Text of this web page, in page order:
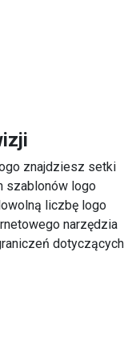
znajdziesz setki
szablonów logo
liczbę logo
narzędzia
dotyczących